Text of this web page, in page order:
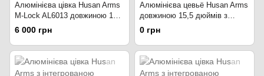
Алюмінієва цівка Husan Arms
M-Lock AL6013 довжиною 17
дюймів з покриттям Ceracote.
6 000 грн
Алюмінієва цевьё Husan Arms
довжиною 15,5 дюймів з
інтегрованою системою
кріплення Picatinny.
0 грн